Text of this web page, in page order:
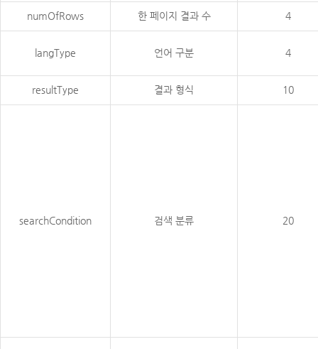
numOfRows 한 페이지 결과 수 4
langType 언어 구분 4
resultType 결과 형식 10
searchCondition 검색 분류 20